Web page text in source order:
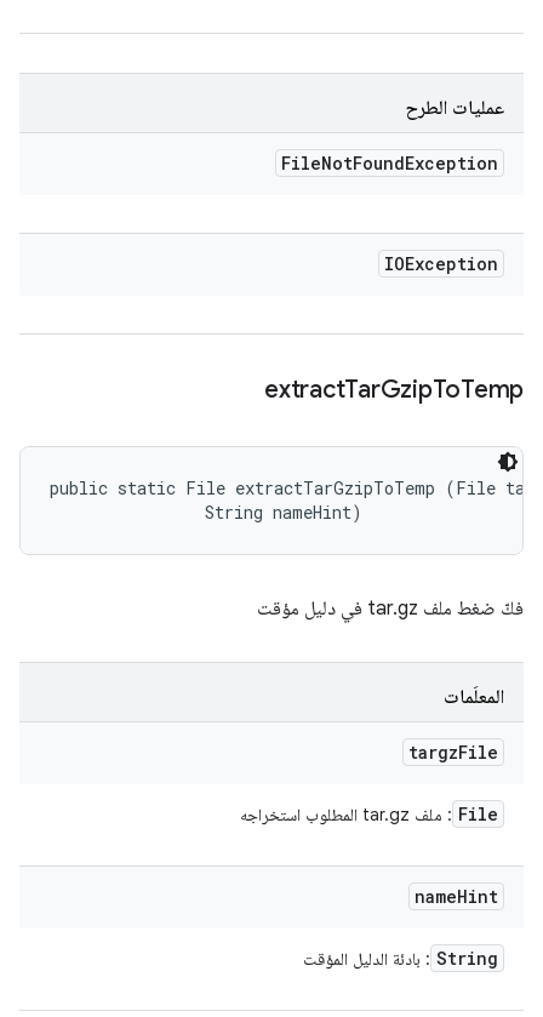
عمليات الطرح
FileNotFoundException
IOException
extractTarGzipToTemp
public static File extractTarGzipToTemp (File
                String nameHint)
فكّ ضغط ملف tar.gz في دليل مؤقت
المعلَمات
targzFile
File : ملف tar.gz المطلوب استخراجه
nameHint
String : بادئة الدليل المؤقت